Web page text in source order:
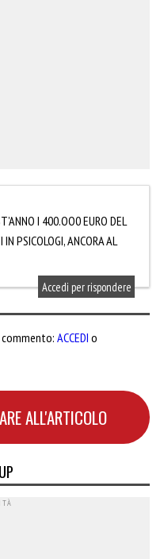
I 400.OO0 EURO DEL
PSICOLOGI, ANCORA AL
Accedi per rispondere
ACCEDI o
ALL'ARTICOLO